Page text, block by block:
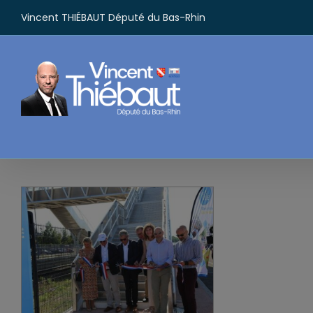
contenu
Vincent THIÉBAUT Député du Bas-Rhin